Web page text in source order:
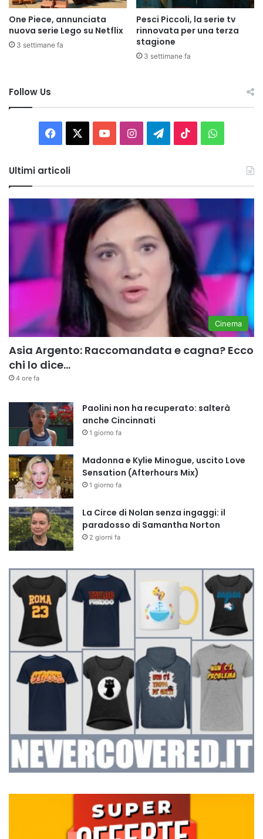
One Piece, annunciata
nuova serie Lego su Netflix
3 settimane fa
Pesci Piccoli, la serie tv
rinnovata per una terza
stagione
3 settimane fa
Follow Us
Facebook You InstagramTelegram
TikTok
Ultimi articoli
Cinema
Asia Argento: Raccomandata e cagna? Ecco
chi lo dice…
4 ore fa
Paolini non ha recuperato: salterà
anche Cincinnati
1 giorno fa
Madonna e Kylie Minogue, uscito Love
Sensation (Afterhours Mix)
1 giorno fa
La Circe di Nolan senza ingaggi: il
paradosso di Samantha Norton
2 giorni fa